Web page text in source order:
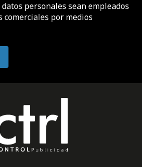
personales sean empleados
comerciales por medios